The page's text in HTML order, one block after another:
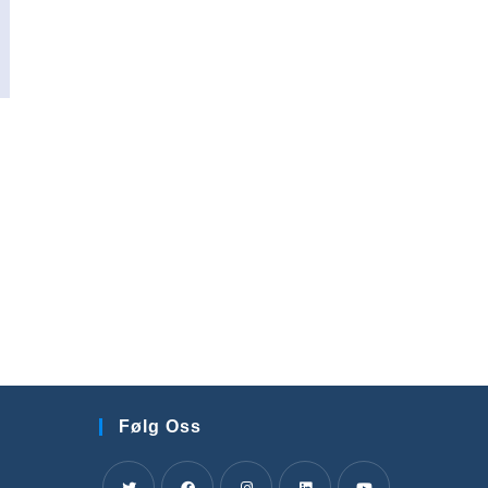
Følg Oss